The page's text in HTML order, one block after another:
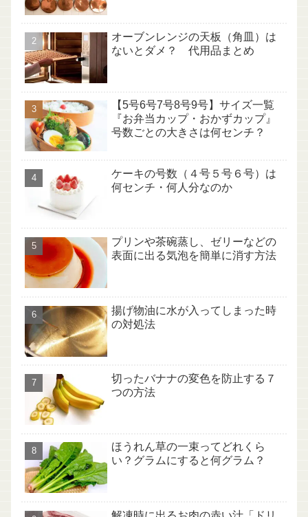
オーブンレンジの天板（角皿）は
ないとダメ？ 代用品まとめ
【5号6号7号8号9号】サイズ一覧
『お弁当カップ・おかずカップ』
号数ごとの大きさは何センチ？
ケーキの号数（４号５号６号）は
何センチ・何人分なのか
プリンや茶碗蒸し、ゼリーなどの
表面に出る気泡を簡単に消す方法
揚げ物油に水が入ってしまった時
の対処法
切ったバナナの変色を防止する７
つの方法
ほうれん草の一束ってどれくら
い？グラムにすると何グラム？